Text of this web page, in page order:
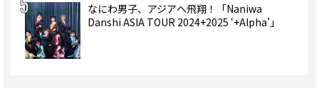
なにわ男子、アジアへ飛翔！「Naniwa
Danshi ASIA TOUR 2024+2025 ‘+Alpha’」